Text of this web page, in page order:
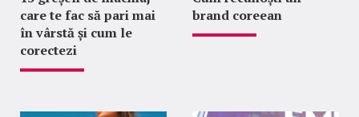
care te fac să pari mai
în vârstă și cum le
corectezi
brand coreean